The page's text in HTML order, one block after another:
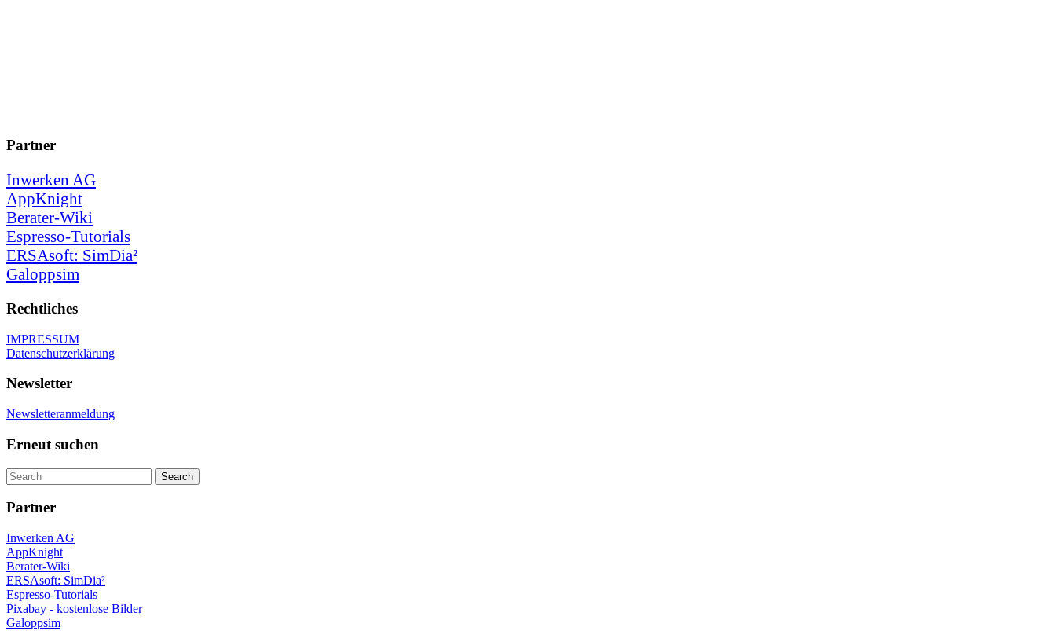
Partner
Inwerken AG
AppKnight
Berater-Wiki
Espresso-Tutorials
ERSAsoft: SimDia²
Galoppsim
Rechtliches
IMPRESSUM
Datenschutzerklärung
Newsletter
Newsletteranmeldung
Erneut suchen
Partner
Inwerken AG
AppKnight
Berater-Wiki
ERSAsoft: SimDia²
Espresso-Tutorials
Pixabay - kostenlose Bilder
Galoppsim